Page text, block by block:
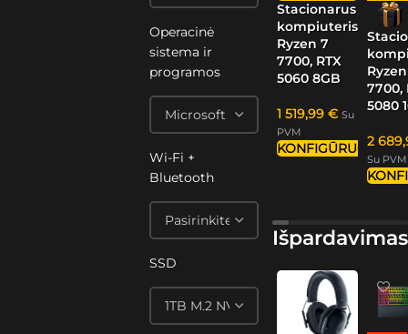
Operacinė
sistema ir
programos
Wi-Fi +
Bluetooth
SSD
Stacionarus
kompiuteris
Ryzen 7
7700, RTX
5060 8GB
1 519,99 € Su
PVM
KONFIGŪRUOTI
7700,
5080
2
Su PVM
Išpardavimas